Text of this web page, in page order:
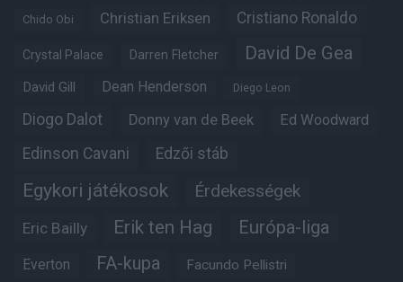
Chido Obi Christian Eriksen Cristiano Ronaldo
Crystal Palace Darren Fletcher David De Gea
David Gill Dean Henderson Diego Leon
Diogo Dalot Donny van de Beek Ed Woodward
Edinson Cavani Edzői stáb
Egykori játékosok Érdekességek
Eric Bailly Erik ten Hag Európa-liga
Everton FA-kupa Facundo Pellistri